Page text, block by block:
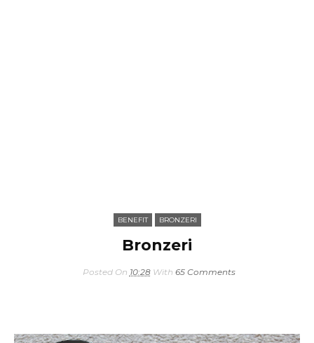
BENEFIT BRONZERI
Bronzeri
Posted On 10:28 With 65 Comments